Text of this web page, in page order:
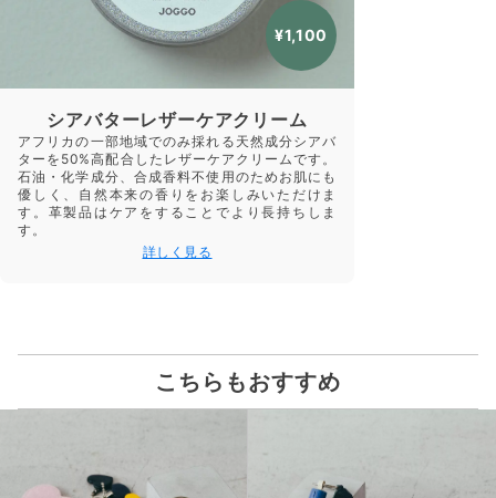
¥1,100
シアバターレザーケアクリーム
アフリカの一部地域でのみ採れる天然成分シアバ
ターを50%高配合したレザーケアクリームです。
石油・化学成分、合成香料不使用のためお肌にも
優しく、自然本来の香りをお楽しみいただけま
す。革製品はケアをすることでより長持ちしま
す。
詳しく見る
こちらもおすすめ